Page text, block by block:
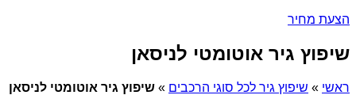
הצעת מחיר
שיפוץ גיר אוטומטי לניסאן
ראשי » שיפוץ גיר לכל סוגי הרכבים » שיפוץ גיר אוטומטי לניסאן